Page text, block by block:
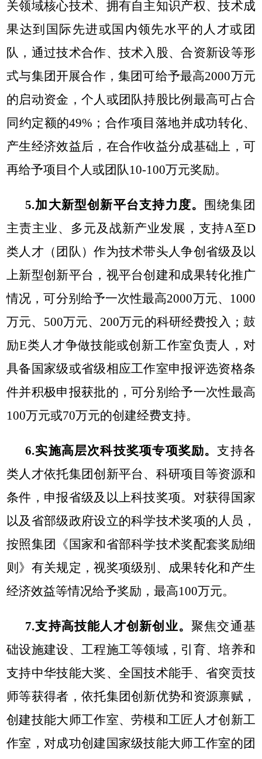
关领域核心技术、拥有自主知识产权、技术成
果达到国际先进或国内领先水平的人才或团
队，通过技术合作、技术入股、合资新设等形
式与集团开展合作，集团可给予最高2000万元
的启动资金， 个人或团队持股比例最高可占合
同约定额的49%；合作项目落地并成功转化、
产生经济效益后，在合作收益分成基础上，可
再给予项目个人或团队10-100万元奖励。
5.加大新型创新平台支持力度。
围绕集团
主责主业、多元及战新产业发展，支持A至D
类人才（团队）作为技术带头人争创省级及以
上新型创新平台，视平台创建和成果转化推广
情况，可分别 给予一次性最高2000万元、1000
万元、500万元、200万元的科研经费投入；鼓
励E类人才争做技能或创新工作室负责人 ，对
具备国家级或省级相应工作室申报评选资格条
件并积极申报获批的，可分别给予一次性最高
100万元或70万元的创建经费支持。
6.实施高层次科技奖项专项奖励。支持各
类人才依托集团创新平台、科研项目等资源和
条件，申报省级及以上科技奖项。对获得国家
以及省部级政府设立的科学技术奖项的人员，
按照集团《国家和省部科学技术奖配套奖励细
则》有关规定，视奖项级别、成果转化和产生
经济效益等情况给予奖励，最高100万元。
7.支持高技能人才创新创业。 聚焦交通基
础设施建设、工程施工等领域，引育、培养和
支持中华技能大奖、全国技术能手、省突贡技
师等获得者，依托集团创新优势和资源禀赋，
创建技能大师工作室、劳模和工匠人才创新工
作室，对成功创建国家级技能大师工作室的团